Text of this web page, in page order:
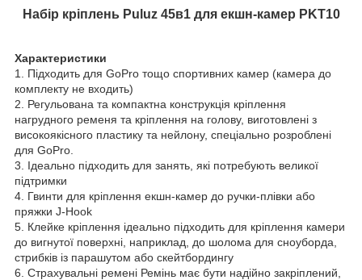
Набір кріплень Puluz 45в1 для екшн-камер PKT10
Характеристики
1. Підходить для GoPro тощо спортивних камер (камера до
комплекту не входить)
2. Регульована та компактна конструкція кріплення
нагрудного ременя та кріплення на голову, виготовлені з
високоякісного пластику та нейлону, спеціально розроблені
для GoPro.
3. Ідеально підходить для занять, які потребують великої
підтримки
4. Гвинти для кріплення екшн-камер до ручки-плівки або
пряжки J-Hook
5. Клейке кріплення ідеально підходить для кріплення камери
до вигнутої поверхні, наприклад, до шолома для сноуборда,
стрибків із парашутом або скейтбордингу
6. Страхувальні ремені Ремінь має бути надійно закріплений,